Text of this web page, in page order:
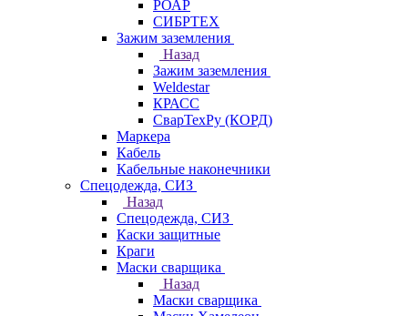
РОАР
СИБРТЕХ
Зажим заземления
Назад
Зажим заземления
Weldestar
КРАСС
СварТехРу (КОРД)
Маркера
Кабель
Кабельные наконечники
Спецодежда, СИЗ
Назад
Спецодежда, СИЗ
Каски защитные
Краги
Маски сварщика
Назад
Маски сварщика